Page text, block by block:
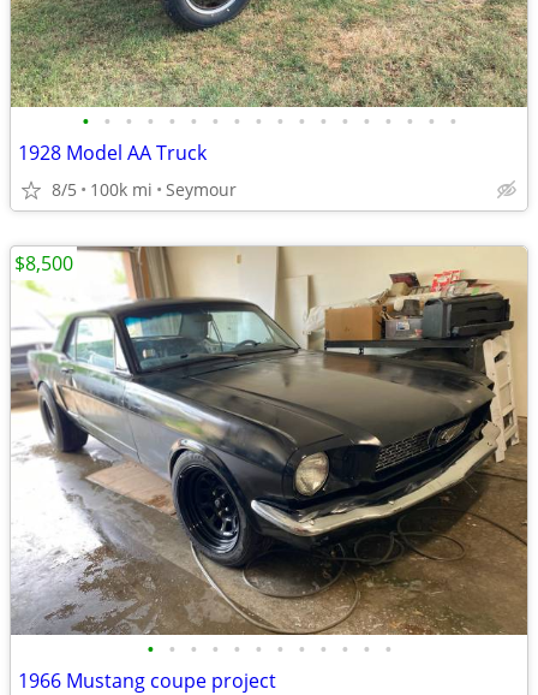
• • • • • • • • • • • • • • • • • •
1928 Model AA Truck
8/5 100k mi Seymour
• • • • • • • • • • • •
1966 Mustang coupe project
$8,500